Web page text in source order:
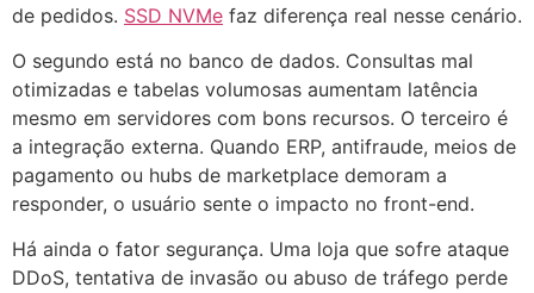
de pedidos. SSD NVMe faz diferença real nesse cenário.
O segundo está no banco de dados. Consultas mal
otimizadas e tabelas volumosas aumentam latência
mesmo em servidores com bons recursos. O terceiro é
a integração externa. Quando ERP, antifraude, meios de
pagamento ou hubs de marketplace demoram a
responder, o usuário sente o impacto no front-end.
Há ainda o fator segurança. Uma loja que sofre ataque
DDoS, tentativa de invasão ou abuso de tráfego perde